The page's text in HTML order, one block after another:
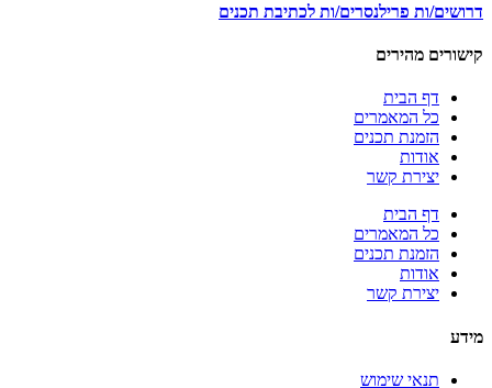
דרושים/ות פרילנסרים/ות לכתיבת תכנים
קישורים מהירים
דף הבית
כל המאמרים
הזמנת תכנים
אודות
יצירת קשר
דף הבית
כל המאמרים
הזמנת תכנים
אודות
יצירת קשר
מידע
תנאי שימוש